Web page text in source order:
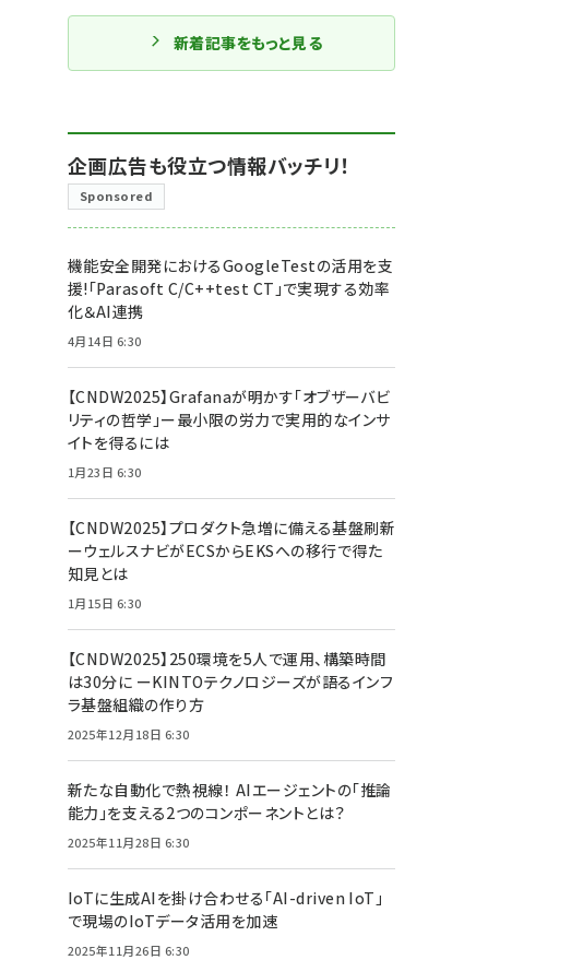
新着記事をもっと見る
企画広告も役立つ情報バッチリ！
Sponsored
機能安全開発におけるGoogleTestの活用を支
援!「Parasoft C/C++test CT」で実現する効率
化＆AI連携
4月14日 6:30
【CNDW2025】Grafanaが明かす「オブザーバビ
リティの哲学」ー最小限の労力で実用的なインサ
イトを得るには
1月23日 6:30
【CNDW2025】プロダクト急増に備える基盤刷新
ーウェルスナビがECSからEKSへの移行で得た
知見とは
1月15日 6:30
【CNDW2025】250環境を5人で運用、構築時間
は30分に ーKINTOテクノロジーズが語るインフ
ラ基盤組織の作り方
2025年12月18日 6:30
新たな自動化で熱視線！ AIエージェントの「推論
能力」を支える2つのコンポーネントとは？
2025年11月28日 6:30
IoTに生成AIを掛け合わせる「AI-driven IoT」
で現場のIoTデータ活用を加速
2025年11月26日 6:30